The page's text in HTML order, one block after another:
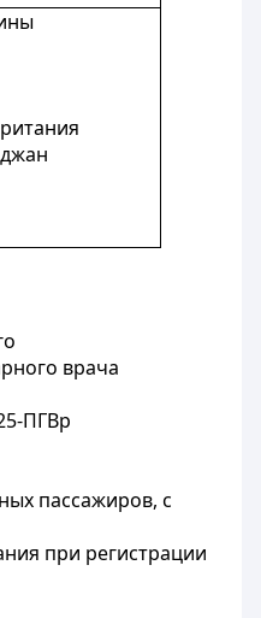
врача
ПГВр
пассажиров, с
при регистрации